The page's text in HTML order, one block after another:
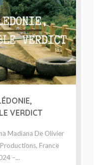
VERDICT
Madiana De Olivier
France
–...